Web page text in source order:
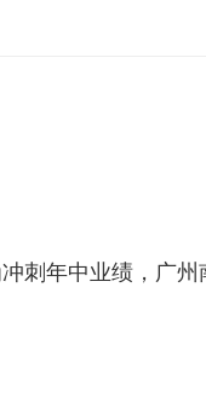
刺年中业绩，广州